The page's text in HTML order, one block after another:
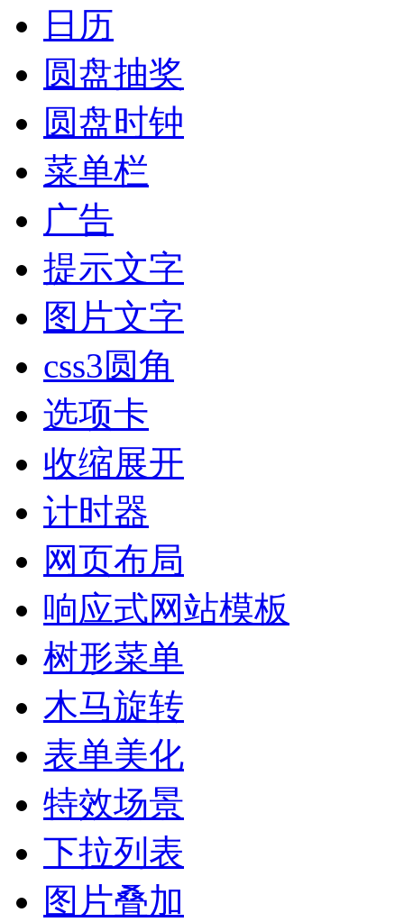
日历
圆盘抽奖
圆盘时钟
菜单栏
广告
提示文字
图片文字
css3圆角
选项卡
收缩展开
计时器
网页布局
响应式网站模板
树形菜单
木马旋转
表单美化
特效场景
下拉列表
图片叠加